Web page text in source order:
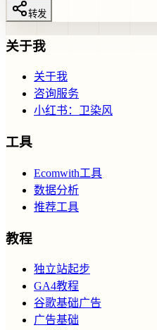
转发
关于我
关于我
咨询服务
小红书：卫染风
工具
Ecomwith工具
数据分析
推荐工具
教程
独立站起步
GA4教程
谷歌基础广告
广告基础